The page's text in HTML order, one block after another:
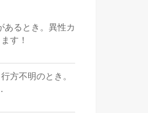
あるとき。異性カ
す！
方不明のとき。